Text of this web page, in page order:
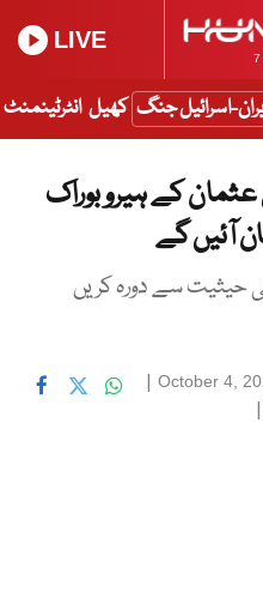
7
LIVE
اسرائیل جنگ کھیل انٹرٹینمنٹ
کے ہیرو بوراک
حیثیت سے دورہ کریں
October 4,
|
|